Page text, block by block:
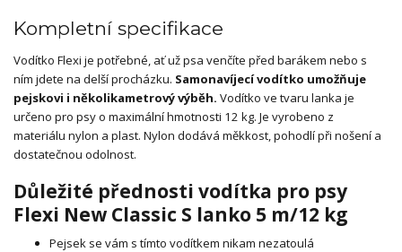
Kompletní specifikace
Vodítko Flexi je potřebné, ať už psa venčíte před barákem nebo s
ním jdete na delší procházku. Samonavíjecí vodítko umožňuje
pejskovi i několikametrový výběh. Vodítko ve tvaru lanka je
určeno pro psy o maximální hmotnosti 12 kg. Je vyrobeno z
materiálu nylon a plast. Nylon dodává měkkost, pohodlí při nošení a
dostatečnou odolnost.
Důležité přednosti vodítka pro psy
Flexi New Classic S lanko 5 m/12 kg
Pejsek se vám s tímto vodítkem nikam nezatoulá